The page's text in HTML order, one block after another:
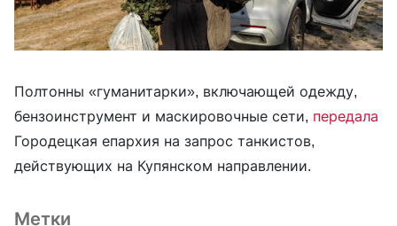
Полтонны «гуманитарки», включающей одежду,
бензоинструмент и маскировочные сети, передала
Городецкая епархия на запрос танкистов,
действующих на Купянском направлении.
Метки